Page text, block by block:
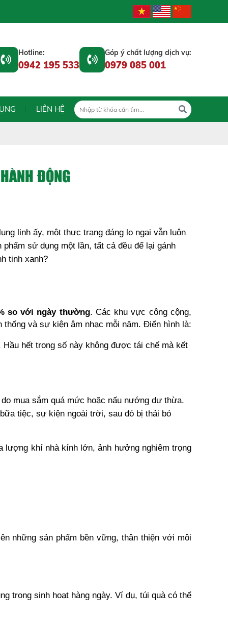
Hotline:
0942 195 533
Góp ý chất lượng dịch vụ:
0979 085 001
LIÊN HỆ
ĐỘNG
linh ấy, một thực trạng đáng lo ngại vẫn luôn
sử dụng một lần, tất cả đều để lại gánh
tinh xanh?
so với ngày thường. Các khu vực công cộng,
và sự kiện âm nhạc mỗi năm. Điển hình là:
hết trong số này không được tái chế mà kết
mua sắm quá mức hoặc nấu nướng dư thừa.
tiệc, sự kiện ngoài trời, sau đó bị thải bỏ
lượng khí nhà kính lớn, ảnh hưởng nghiêm trọng
những sản phẩm bền vững, thân thiện với môi
trong sinh hoạt hàng ngày. Ví dụ, túi quà có thể